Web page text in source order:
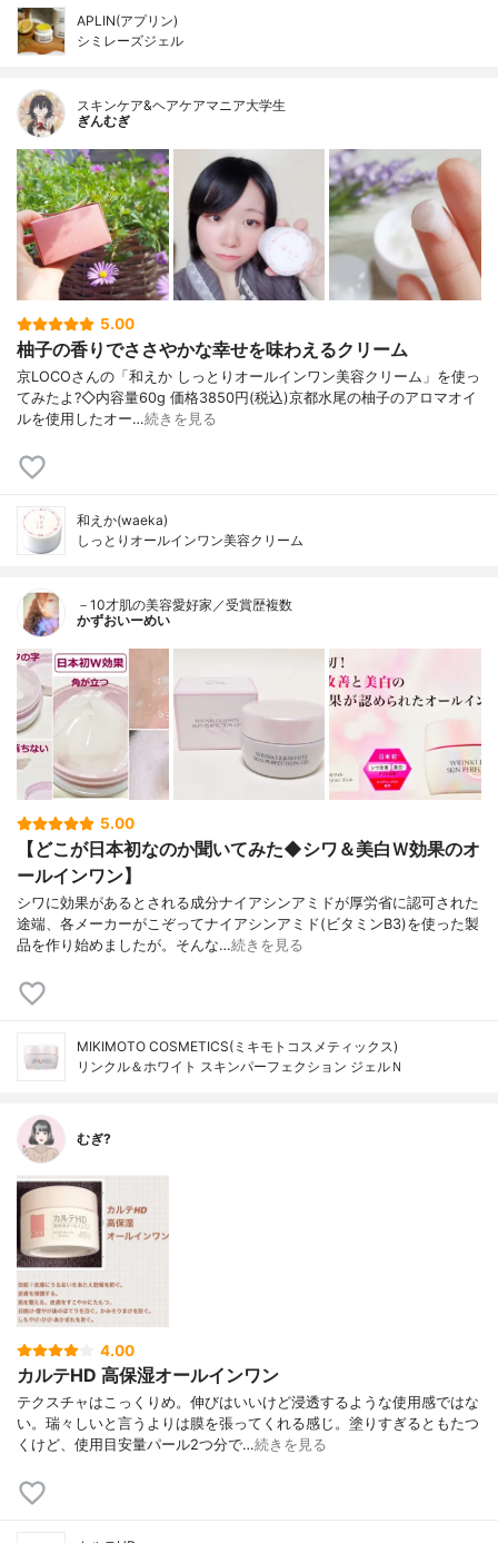
APLIN(アプリン)
シミレーズジェル
スキンケア&ヘアケアマニア大学生
ぎんむぎ
5.00
柚子の香りでささやかな幸せを味わえるクリーム
京LOCOさんの「和えか しっとりオールインワン美容クリーム」を使っ
てみたよ?◇内容量60g 価格3850円(税込)京都水尾の柚子のアロマオイ
ルを使用したオー…続きを見る
和えか(waeka)
しっとりオールインワン美容クリーム
－10才肌の美容愛好家／受賞歴複数
かずおいーめい
5.00
【どこが日本初なのか聞いてみた◆シワ＆美白Ｗ効果のオ
ールインワン】
シワに効果があるとされる成分ナイアシンアミドが厚労省に認可された
途端、各メーカーがこぞってナイアシンアミド(ビタミンB3)を使った製
品を作り始めましたが。そんな…続きを見る
MIKIMOTO COSMETICS(ミキモトコスメティックス)
リンクル＆ホワイト スキンパーフェクション ジェルＮ
むぎ?
4.00
カルテHD 高保湿オールインワン
テクスチャはこっくりめ。伸びはいいけど浸透するような使用感ではな
い。瑞々しいと言うよりは膜を張ってくれる感じ。塗りすぎるともたつ
くけど、使用目安量パール2つ分で…続きを見る